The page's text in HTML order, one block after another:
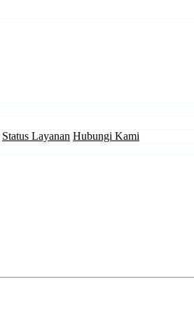
Status Layanan Hubungi Kami